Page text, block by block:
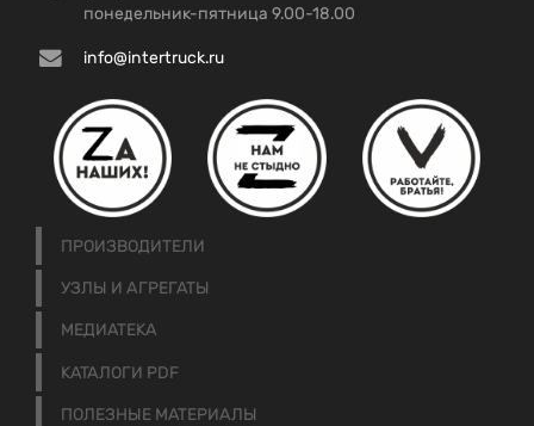
понедельник-пятница 9.00-18.00
info@intertruck.ru
ПРОИЗВОДИТЕЛИ
УЗЛЫ И АГРЕГАТЫ
МЕДИАТЕКА
КАТАЛОГИ PDF
ПОЛЕЗНЫЕ МАТЕРИАЛЫ